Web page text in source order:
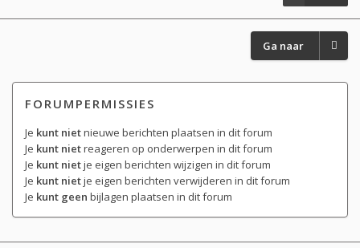
Ga naar
FORUMPERMISSIES
Je kunt nietnieuwe berichten plaatsen in dit forum
Je kunt nietreageren op onderwerpen in dit forum
Je kunt nietje eigen berichten wijzigen in dit forum
Je kunt nietje eigen berichten verwijderen in dit forum
Je kunt geen bijlagen plaatsen in dit forum